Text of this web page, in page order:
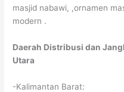
masjid nabawi, ,ornamen
modern .
Daerah Distribusi dan
Utara
-Kalimantan Barat: